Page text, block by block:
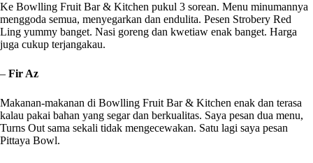
Ke Bowlling Fruit Bar & Kitchen pukul 3 sorean. Menu minumannya
menggoda semua, menyegarkan dan endulita. Pesen Strobery Red
Ling yummy banget. Nasi goreng dan kwetiaw enak banget. Harga
juga cukup terjangakau.
– Fir Az
Makanan-makanan di Bowlling Fruit Bar & Kitchen enak dan terasa
kalau pakai bahan yang segar dan berkualitas. Saya pesan dua menu,
Turns Out sama sekali tidak mengecewakan. Satu lagi saya pesan
Pittaya Bowl.